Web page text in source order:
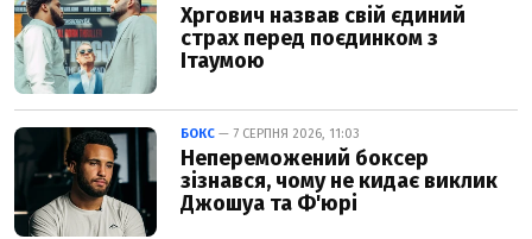
Хргович назвав свій єдиний
страх перед поєдинком з
Ітаумою
БОКС — 7 СЕРПНЯ 2026, 11:03
Непереможений боксер
зізнався, чому не кидає виклик
Джошуа та Ф'юрі